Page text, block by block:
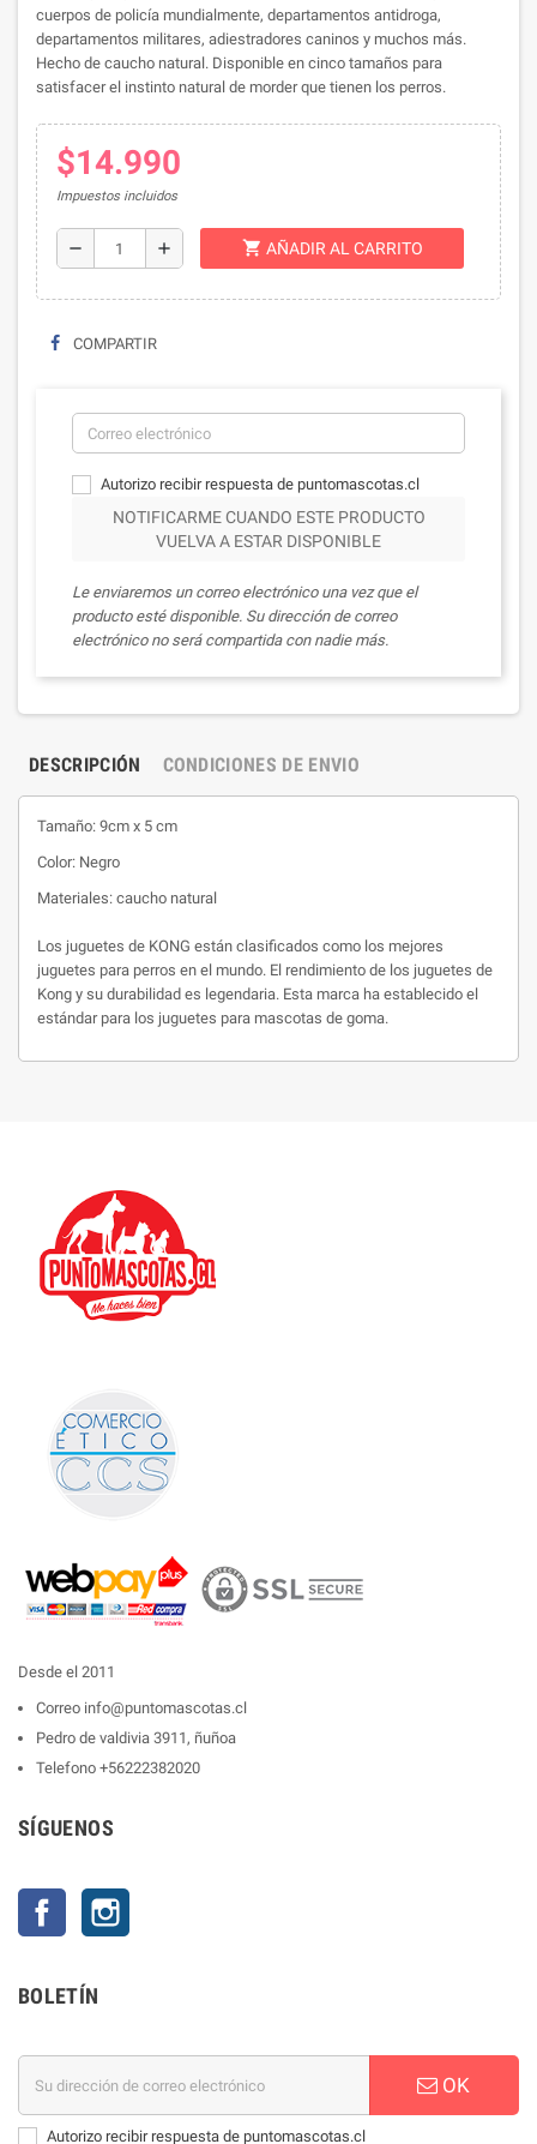
cuerpos de policía mundialmente, departamentos antidroga,
departamentos militares, adiestradores caninos y muchos más.
Hecho de caucho natural. Disponible en cinco tamaños para
satisfacer el instinto natural de morder que tienen los perros.
$14.990
Impuestos incluidos
remove add shopping_cart AÑADIR AL CARRITO
COMPARTIR
Autorizo recibir respuesta de puntomascotas.cl
NOTIFICARME CUANDO ESTE PRODUCTO
VUELVA A ESTAR DISPONIBLE
Le enviaremos un correo electrónico una vez que el
producto esté disponible. Su dirección de correo
electrónico no será compartida con nadie más.
DESCRIPCIÓN CONDICIONES DE ENVIO
Tamaño: 9cm x 5 cm
Color: Negro
Materiales: caucho natural
Los juguetes de KONG están clasificados como los mejores
juguetes para perros en el mundo. El rendimiento de los juguetes de
Kong y su durabilidad es legendaria. Esta marca ha establecido el
estándar para los juguetes para mascotas de goma.
Desde el 2011
Correo info@puntomascotas.cl
Pedro de valdivia 3911, ñuñoa
Telefono +56222382020
SÍGUENOS
Facebook
BOLETÍN
OK
Autorizo recibir respuesta de puntomascotas.cl